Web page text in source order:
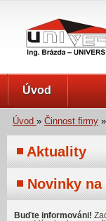
Úvod
Úvod » Činnost firmy »
Aktuality
Novinky na
Buďte informováni!